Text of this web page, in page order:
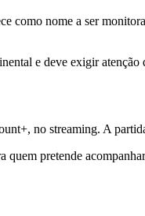
nome a ser
e deve exigir
no streaming. A
pretende